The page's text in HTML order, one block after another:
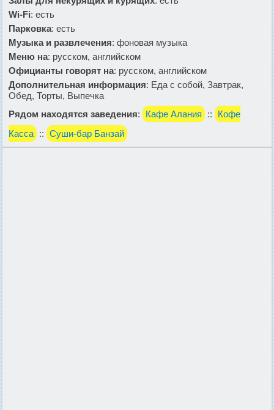
Wi-Fi: есть
Парковка: есть
Музыка и развлечения: фоновая музыка
Меню на: русском, английском
Официанты говорят на: русском, английском
Дополнительная информация: Еда с собой, Завтрак,
Обед, Торты, Выпечка
Рядом находятся заведения: Кафе Алания ::
Кофе
Касса :: Суши-бар Банзай